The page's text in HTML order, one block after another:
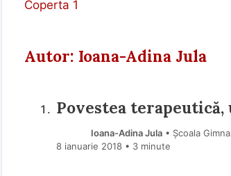
Coperta 1
Autor: Ioana-Adina Jula
Povestea
Ioana-Adina Jula• Școala
8 ianuarie 2018 • 3 minute